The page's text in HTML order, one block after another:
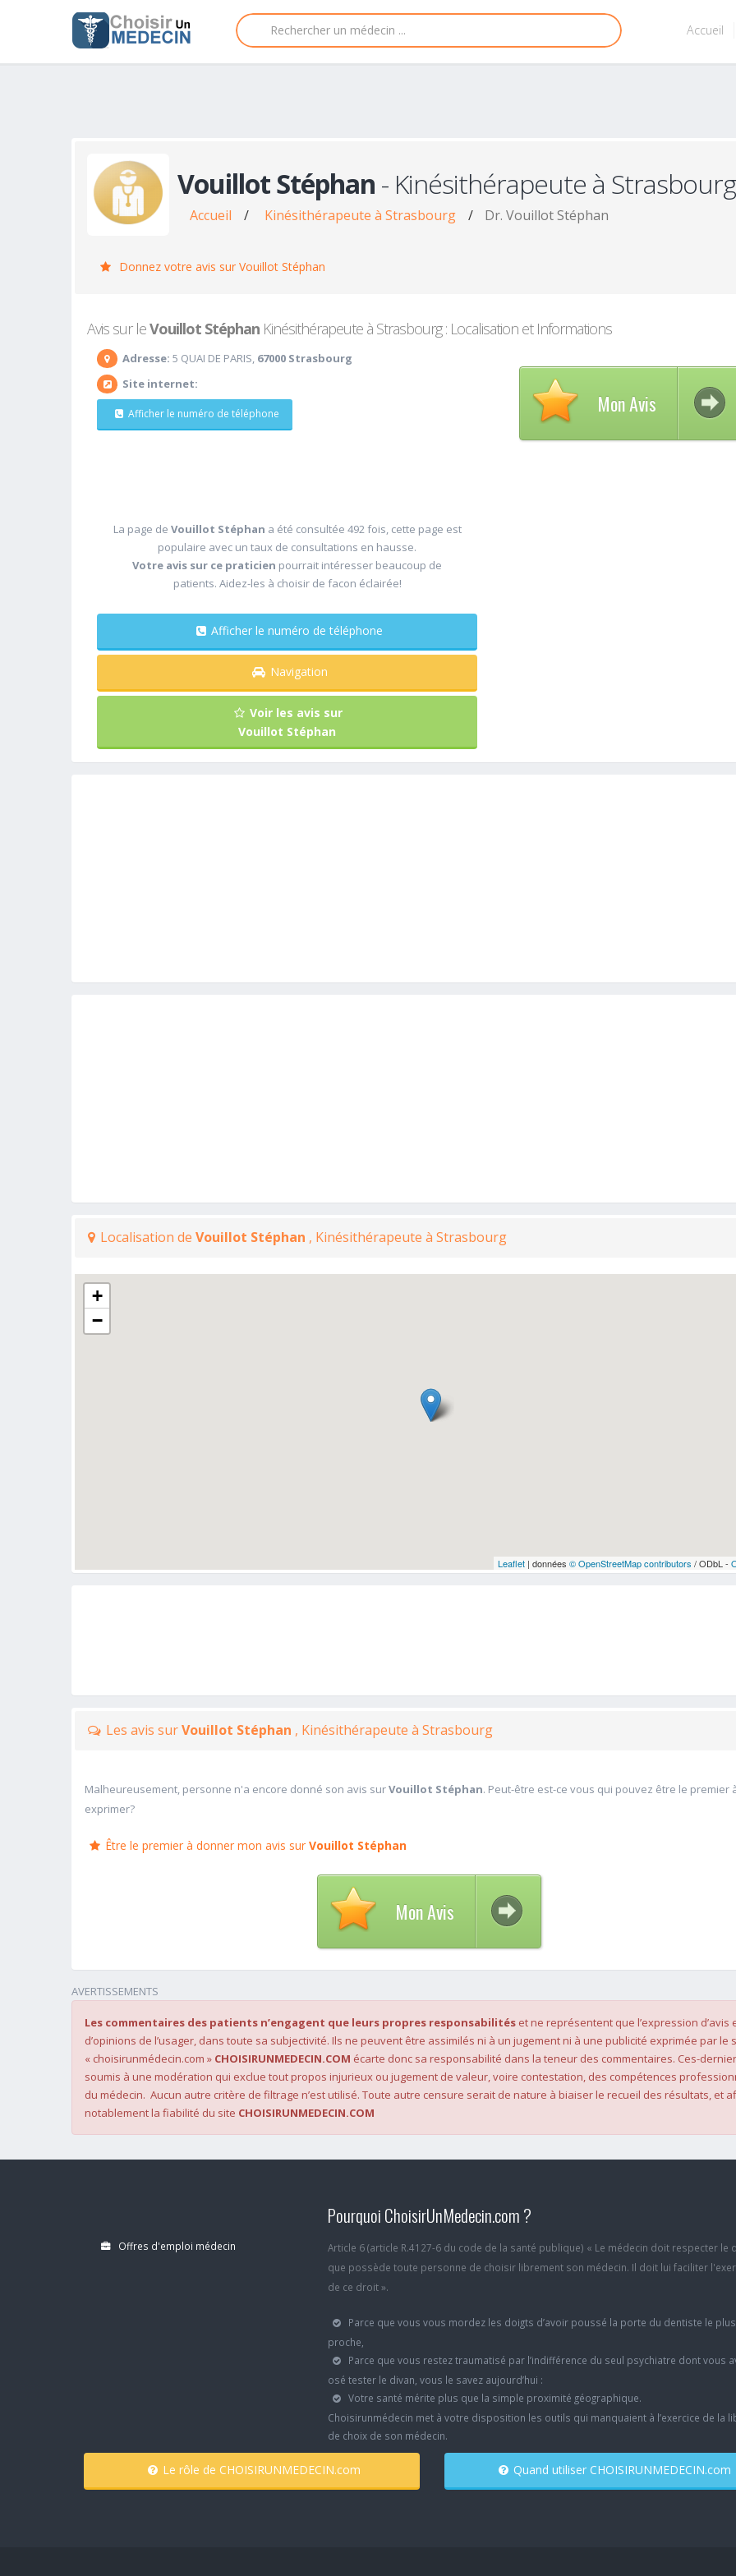
Accueil
Vouillot Stéphan - Kinésithérapeute à Strasbourg
Accueil / Kinésithérapeute à Strasbourg / Dr. Vouillot Stéphan
Donnez votre avis sur Vouillot Stéphan
Avis sur leVouillot Stéphan Kinésithérapeute à Strasbourg : Localisation et Informations
Adresse: 5 QUAI DE PARIS, 67000 Strasbourg
Site internet:
Afficher le numéro de téléphone
La page de Vouillot Stéphan a été consultée 492 fois, cette page est
populaire avec un taux de consultations en hausse.
Votre avis sur ce praticien pourrait intéresser beaucoup de
patients. Aidez-les à choisir de facon éclairée!
Afficher le numéro de téléphone
Navigation
Voir les avis sur
Vouillot Stéphan
Mon Avis
Localisation de Vouillot Stéphan , Kinésithérapeute à Strasbourg
+
−
Leaflet| données © OpenStreetMap contributors / ODbL -
Les avis surVouillot Stéphan , Kinésithérapeute à Strasbourg
Malheureusement, personne n'a encore donné son avis surVouillot Stéphan. Peut-être est-ce vous qui pouvez être le premier
exprimer?
Être le premier à donner mon avis sur Vouillot Stéphan
Mon Avis
AVERTISSEMENTS
Les commentaires des patients n’engagent que leurs propres responsabilités et ne représentent que l’expression d’avis
d’opinions de l’usager, dans toute sa subjectivité. Ils ne peuvent être assimilés ni à un jugement ni à une publicité exprimée par le
« choisirunmédecin.com » CHOISIRUNMEDECIN.COM écarte donc sa responsabilité dans la teneur des commentaires. Ces-
soumis à une modération qui exclue tout propos injurieux ou jugement de valeur, voire contestation, des compétences
du médecin. Aucun autre critère de filtrage n’est utilisé. Toute autre censure serait de nature à biaiser le recueil des résultats, et
notablement la fiabilité du site CHOISIRUNMEDECIN.COM
Offres d'emploi médecin
Pourquoi ChoisirUnMedecin.com ?
Article 6 (article R.4127-6 du code de la santé publique) « Le médecin doit respecter le
que possède toute personne de choisir librement son médecin. Il doit lui faciliter
de ce droit ».
Parce que vous vous mordez les doigts d’avoir poussé la porte du dentiste le plus
proche,
Parce que vous restez traumatisé par l’indifférence du seul psychiatre dont vous
osé tester le divan, vous le savez aujourd’hui :
Votre santé mérite plus que la simple proximité géographique.
Choisirunmédecin met à votre disposition les outils qui manquaient à l’exercice de la
de choix de son médecin.
Le rôle de CHOISIRUNMEDECIN.com Quand utiliser CHOISIRUNMEDECIN.com